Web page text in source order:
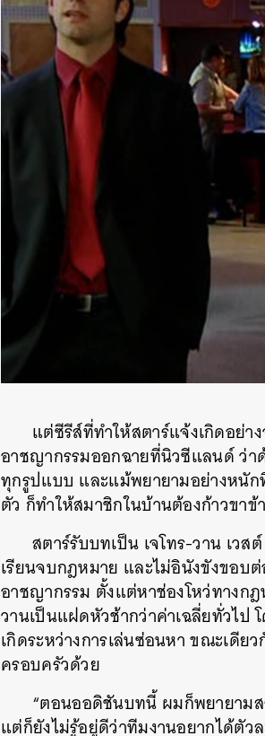
แต่ซีรีส์ที่ทำให้สตาร์แจ้งเกิดอย่า
อาชญากรรมออกฉายที่นิวซีแลนด์ ว่
ทุกรูปแบบ และแม้พยายามอย่างหนัก
ตัว ก็ทำให้สมาชิกในบ้านต้องก้าวขาข้
สตาร์รับบทเป็น เจโทร-วาน เว
เรียนจบกฎหมาย และไม่อินังขังขอบ
อาชญากรรม ตั้งแต่หาช่องโหว่ทางก
วานเป็นแฝดหัวช้ากว่าค่าเฉลี่ยทั่วไป
เกิดระหว่างการเล่นซ่อนหา ขณะเดี
ครอบครัวด้วย
“ตอนออดิชันบทนี้ ผมก็พยายามส
แต่ก็ยังไม่รู้อยู่ดีว่าทีมงานอยากได้ตัว